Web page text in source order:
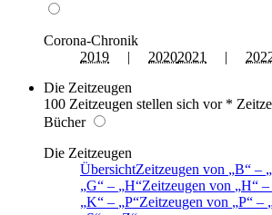
Corona-Chronik
2019 | 20202021 |
Die Zeitzeugen
100 Zeitzeugen stellen sich vor *
Bücher
Die Zeitzeugen
ÜbersichtZeitzeugen von B –
G
– H Zeitzeugen von H –
K
– P Zeitzeugen von P –